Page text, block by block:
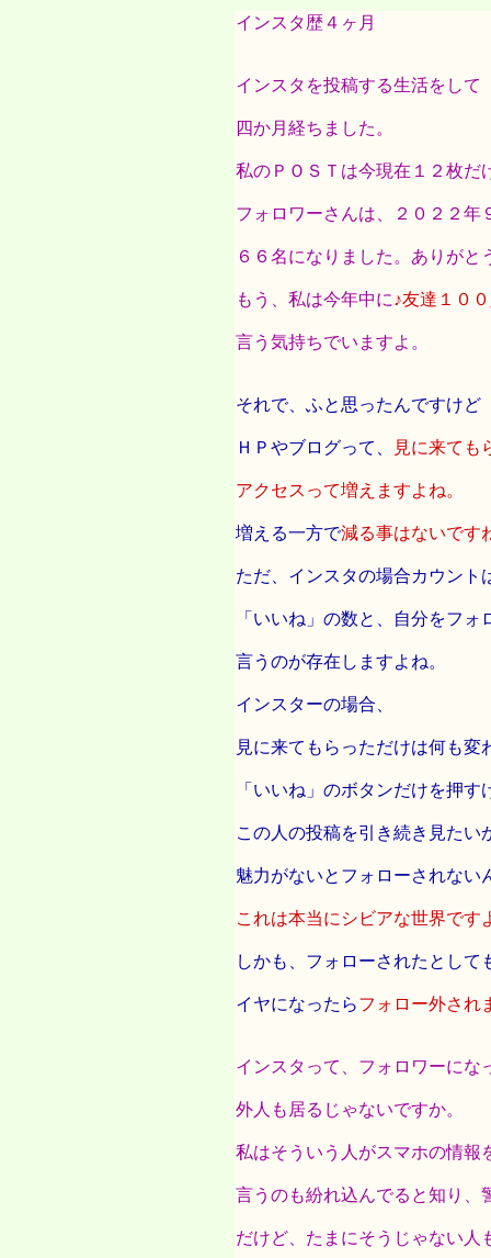
インスタ歴４ヶ月
インスタを投稿する生活をして
四か月経ちました。
私のＰＯＳＴは今現在１２枚だ
フォロワーさんは、２０２２年
６６名になりました。ありがと
もう、私は今年中に♪友達１０
言う気持ちでいますよ。
それで、ふと思ったんですけど
ＨＰやブログって、 見に来ても
アクセスって増えますよね。
増える一方で減る事はないです
ただ、インスタの場合カウント
「いいね」の数と、自分をフ
言うのが存在しますよね。
インスターの場合、
見に来てもらっただけは何も変
「いいね」のボタンだけを押す
この人の投稿を引き続き見たい
魅力がないとフォローされない
これは本当にシビアな世界です
しかも、フォローされたとして
イヤになったらフォロー外され
インスタって、フォロワーにな
外人も居るじゃないですか。
私はそういう人がスマホの情報
言うのも紛れ込んでると知り、
だけど、たまにそうじゃない人